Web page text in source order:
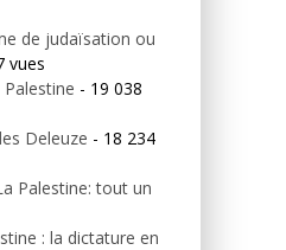
de judaïsation ou
vues
- 19 038
Deleuze - 18 234
Palestine: tout un
: la dictature en